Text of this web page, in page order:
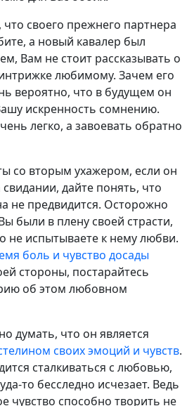
своего прежнего партнера
а новый кавалер был
Вам не стоит рассказывать о
любимому. Зачем его
вероятно, что в будущем он
искренность сомнению.
легко, а завоевать обратно
со вторым ухажером, если он
свидании, дайте понять, что
не предвидится. Осторожно
были в плену своей страсти,
не испытываете к нему любви.
боль и чувство досады
стороны, постарайтесь
об этом любовном
думать, что он является
своих эмоций и чувств.
сталкиваться с любовью,
то бесследно исчезает. Ведь
чувство способно творить не